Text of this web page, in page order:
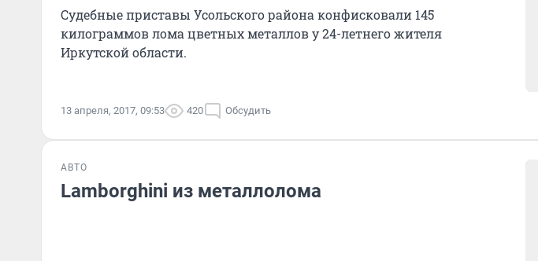
Судебные приставы Усольского района конфисковали 145
килограммов лома цветных металлов у 24-летнего жителя
Иркутской области.
13 апреля, 2017, 09:53 420 Обсудить
АВТО
Lamborghini из металлолома